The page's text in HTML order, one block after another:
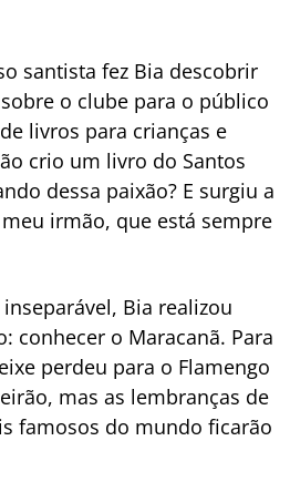
santista fez Bia descobrir
o clube para o público
livros para crianças e
crio um livro do Santos
dessa paixão? E surgiu a
irmão, que está sempre
Bia realizou
conhecer o Maracanã. Para
perdeu para o Flamengo
mas as lembranças de
famosos do mundo ficarão